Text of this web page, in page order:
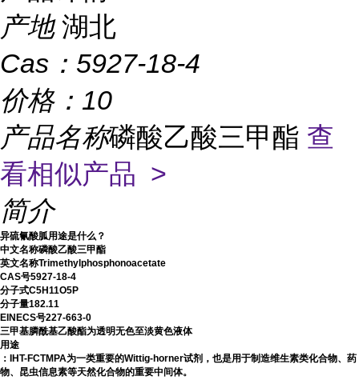
产地 湖北
Cas： 5927-18-4
价格： 10
产品名称磷酸乙酸三甲酯 查
看相似产品 >
简介
异硫氰酸胍用途是什么？
中文名称磷酸乙酸三甲酯
英文名称Trimethylphosphonoacetate
CAS号5927-18-4
分子式C5H11O5P
分子量182.11
EINECS号227-663-0
三甲基膦酰基乙酸酯为透明无色至淡黄色液体
用途
：IHT-FCTMPA为一类重要的Wittig-horner试剂，也是用于制造维生素类化合物、药
物、昆虫信息素等天然化合物的重要中间体。